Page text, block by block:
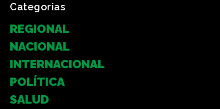
Categorias
REGIONAL
NACIONAL
INTERNACIONAL
POLÍTICA
SALUD